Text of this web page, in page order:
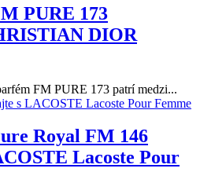
PURE 173
DIOR
FM PURE 173 patrí medzi...
Royal FM 146
Lacoste Pour